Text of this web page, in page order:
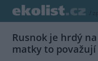
/
Rusnok je hrdý
matky to